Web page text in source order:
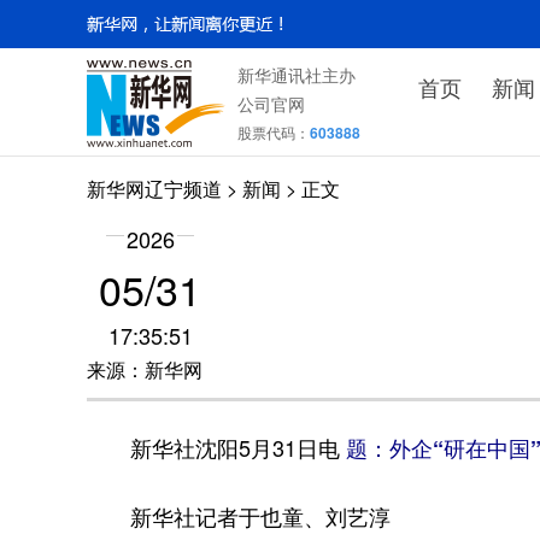
新华通讯社主办
公司官网
股票代码： 603888
首页 新闻
新华网辽宁频道 > 新闻 > 正文
2026
05/31
17:35:51
来源：新华网
新华社沈阳5月31日电 题：外企“研在中国
新华社记者于也童、刘艺淳